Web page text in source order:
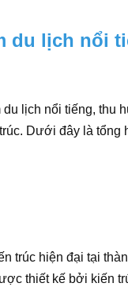
du lịch nổi
lịch nổi tiếng, thu
Dưới đây là tổng
trúc hiện đại tại
thiết kế bởi kiến